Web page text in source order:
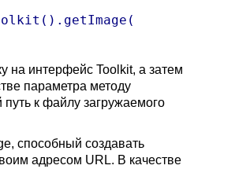
на интерфейс Toolkit, а затем
параметра методу
к файлу загружаемого
способный создавать
адресом URL. В качестве